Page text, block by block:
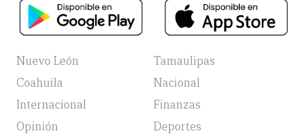
Nuevo León
Tamaulipas
Coahuila
Nacional
Internacional
Finanzas
Opinión
Deportes